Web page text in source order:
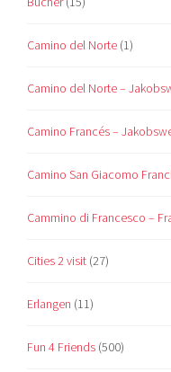
Camino del Norte (1)
Camino del Norte –
Camino Francés –
Camino San Giacomo
Cammino di Francesco –
Cities 2 visit (27)
Erlangen (11)
Fun 4 Friends (500)